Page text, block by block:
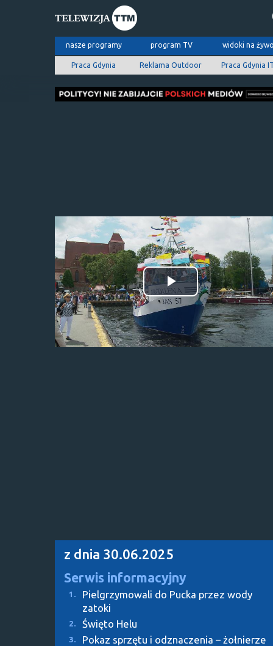
nasze programy program TV widoki na
Praca Gdynia Reklama Outdoor Praca Gdynia
Odtwórz
wideo
z dnia 30.06.2025
Serwis informacyjny
1.
Pielgrzymowali do Pucka przez wody
zatoki
2. Święto Helu
3.
Pokaz sprzętu i odznaczenia – żołnierze